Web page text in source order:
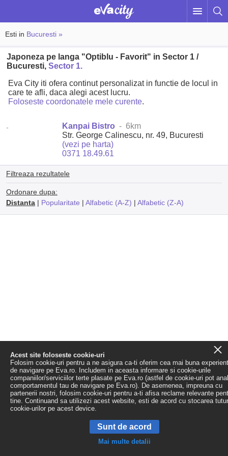
Esti in Bucuresti »
Japoneza pe langa "Optiblu - Favorit" in Sector 1 /
Bucuresti,Sector 1.
Eva City iti ofera continut personalizat in functie de locul in
care te afli, daca alegi acest lucru.
Foloseste coordonatele mele curente.
Kanpai Bistro - 6km
Str. George Calinescu, nr. 49, Bucuresti
(vezi pe harta)
0371 18.49.61
Filtreaza rezultatele
Ordonare dupa:
Distanta| Popularitate | Alfabetic (A-Z) | Alfabetic (Z-A)
Acest site foloseste cookie-uri
Folosim cookie-uri pentru a ne asigura ca-ti oferim cea mai buna
de navigare pe Eva.ro. Includem in aceasta informare si cookie-urile
companiilor/serviciilor terte plasate pe Eva.ro (astfel de cookie-uri pot
comportamentul tau de navigare pe Eva.ro). De asemenea, impreuna cu
partenerii nostri, folosim cookie-uri pentru a-ti afisa reclame relevante
tine. Continuand sa utilizezi acest website, esti de acord cu stocarea
cookie-urilor pe acest device.
Sunt de acord
Mai multe detalii